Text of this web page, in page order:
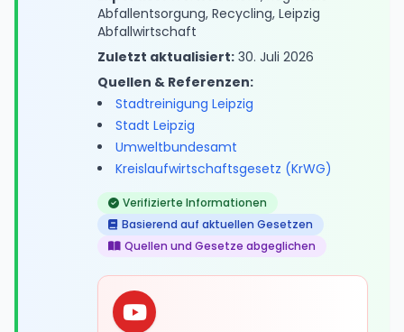
Abfallentsorgung, Recycling, Leipzig
Abfallwirtschaft
Zuletzt aktualisiert: 30. Juli 2026
Quellen & Referenzen:
Stadtreinigung Leipzig
Stadt Leipzig
Umweltbundesamt
Kreislaufwirtschaftsgesetz (KrWG)
Verifizierte Informationen
Basierend auf aktuellen Gesetzen
Quellen und Gesetze abgeglichen